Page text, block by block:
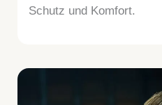
Schutz und Komfort.